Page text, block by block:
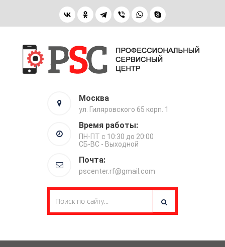
Москва
ул. Гиляровского 65 корп. 1
Время работы:
ПН-ПТ с 10:30 до 20:00
СБ-ВС - Выходной
Почта:
pscenter.rf@gmail.com